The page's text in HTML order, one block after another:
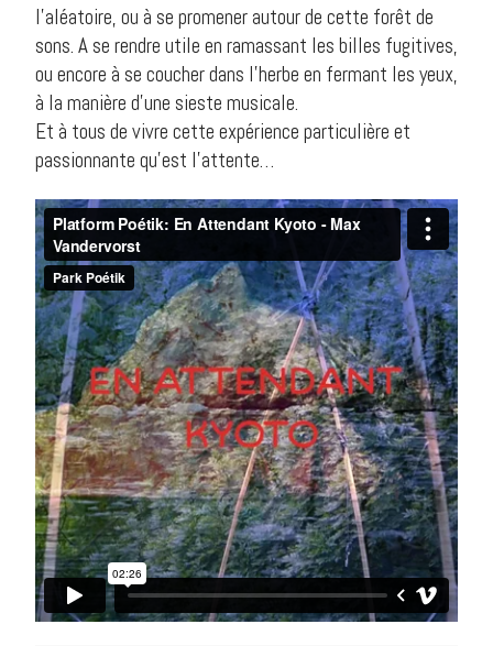
l’aléatoire, ou à se promener autour de cette forêt de
sons. A se rendre utile en ramassant les billes fugitives,
ou encore à se coucher dans l’herbe en fermant les yeux,
à la manière d’une sieste musicale.
Et à tous de vivre cette expérience particulière et
passionnante qu’est l’attente…